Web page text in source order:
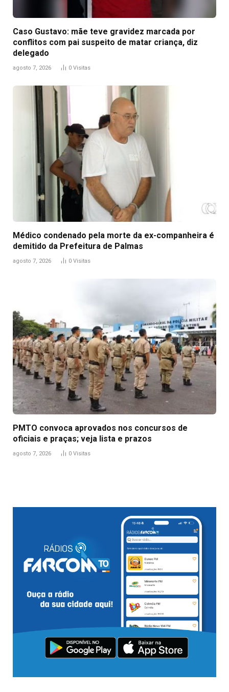
Caso Gustavo: mãe teve gravidez marcada por
conflitos com pai suspeito de matar criança, diz
delegado
agosto 7, 2026 0 Visitas
Médico condenado pela morte da ex-companheira é
demitido da Prefeitura de Palmas
agosto 7, 2026 0 Visitas
PMTO convoca aprovados nos concursos de
oficiais e praças; veja lista e prazos
agosto 7, 2026 0 Visitas